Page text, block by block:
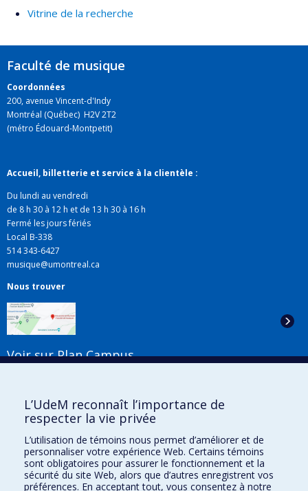
Vitrine de la recherche
Faculté de musique
Coordonnées
200, avenue Vincent-d'Indy
Montréal (Québec) H2V 2T2
(métro Édouard-Montpetit)
Accueil, billetterie et service à la clientèle :
Du lundi au vendredi
de 8 h 30 à 12 h et de 13 h 30 à 16 h
Fermé les jours fériés
Local B-338
514 343-6427
musique@umontreal.ca
Nous trouver
Voir sur Plan Campus
Liens utiles
Plan du site
Accessibilité
L’UdeM reconnaît l’importance de
respecter la vie privée
L’utilisation de témoins nous permet d’améliorer et de
personnaliser votre expérience Web. Certains témoins
sont obligatoires pour assurer le fonctionnement et la
sécurité du site Web, alors que d’autres enregistrent vos
préférences. En acceptant tout, vous consentez à notre